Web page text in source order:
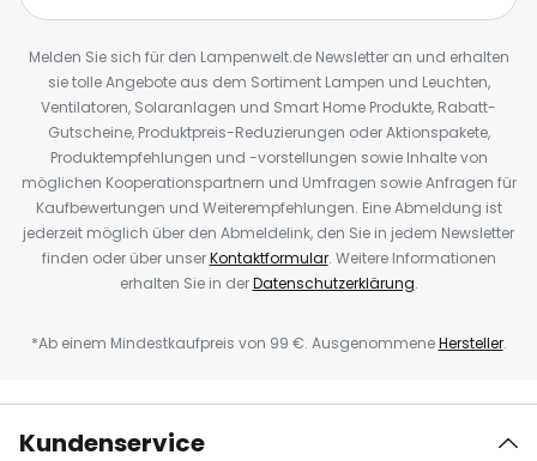
Melden Sie sich für den Lampenwelt.de Newsletter an und erhalten
sie tolle Angebote aus dem Sortiment Lampen und Leuchten,
Ventilatoren, Solaranlagen und Smart Home Produkte, Rabatt-
Gutscheine, Produktpreis-Reduzierungen oder Aktionspakete,
Produktempfehlungen und -vorstellungen sowie Inhalte von
möglichen Kooperationspartnern und Umfragen sowie Anfragen für
Kaufbewertungen und Weiterempfehlungen. Eine Abmeldung ist
jederzeit möglich über den Abmeldelink, den Sie in jedem Newsletter
finden oder über unserKontaktformular. Weitere Informationen
erhalten Sie in derDatenschutzerklärung.
*Ab einem Mindestkaufpreis von 99 €. AusgenommeneHersteller.
Kundenservice